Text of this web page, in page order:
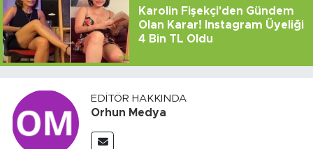
Karolin Fişekçi'den Gündem
Olan Karar! Instagram Üyeliği
4 Bin TL Oldu
EDITÖR HAKKINDA
Orhun Medya